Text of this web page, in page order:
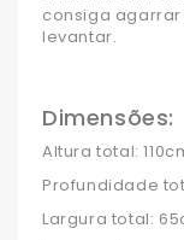
consiga
levantar.
Dimensões:
Altura total:
Profundidade
Largura total: